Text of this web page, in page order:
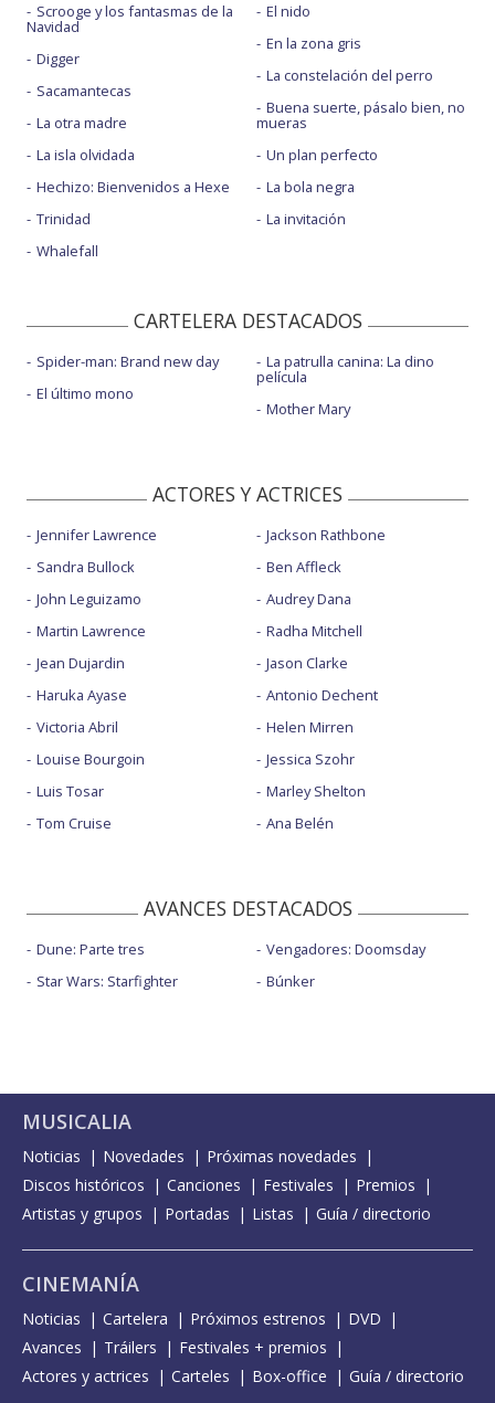
Scrooge y los fantasmas de la
Navidad
Digger
Sacamantecas
La otra madre
La isla olvidada
Hechizo: Bienvenidos a Hexe
Trinidad
Whalefall
El nido
En la zona gris
La constelación del perro
Buena suerte, pásalo bien, no
mueras
Un plan perfecto
La bola negra
La invitación
CARTELERA DESTACADOS
Spider-man: Brand new day
El último mono
La patrulla canina: La dino
película
Mother Mary
ACTORES Y ACTRICES
Jennifer Lawrence
Sandra Bullock
John Leguizamo
Martin Lawrence
Jean Dujardin
Haruka Ayase
Victoria Abril
Louise Bourgoin
Luis Tosar
Tom Cruise
Jackson Rathbone
Ben Affleck
Audrey Dana
Radha Mitchell
Jason Clarke
Antonio Dechent
Helen Mirren
Jessica Szohr
Marley Shelton
Ana Belén
AVANCES DESTACADOS
Dune: Parte tres
Star Wars: Starfighter
Vengadores: Doomsday
Búnker
MUSICALIA
Noticias Novedades
Próximas novedades
Discos históricos
Canciones Festivales
Premios
Artistas y grupos
Portadas Listas Guía / directorio
CINEMANÍA
Noticias Cartelera Próximos estrenos
DVD
Avances
Tráilers
Festivales + premios
Actores y actrices
Carteles Box-office Guía / directorio